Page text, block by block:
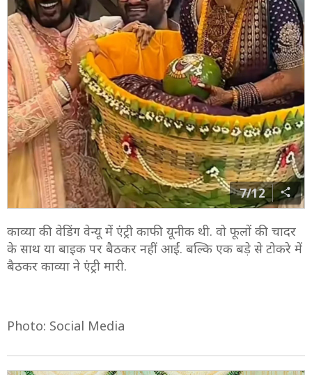
7/12
काव्या की वेडिंग वेन्यू में एंट्री काफी यूनीक थी. वो फूलों की चादर
के साथ या बाइक पर बैठकर नहीं आईं. बल्कि एक बड़े से टोकरे में
बैठकर काव्या ने एंट्री मारी.
Photo: Social Media